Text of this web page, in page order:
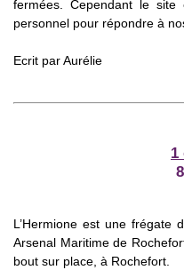
fermées. Cependant le
personnel pour répondre à
Ecrit parAurélie
1
L’Hermione est une frégate
Arsenal Maritime de
bout sur place, à Rochefort.